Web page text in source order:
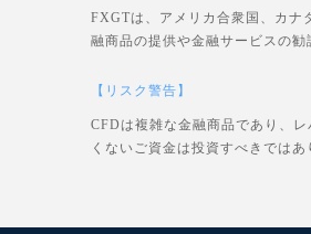
FXGTは、アメリカ合衆国、カナ
融商品の提供や金融サービスの
【リスク警告】
CFDは複雑な金融商品であり、
くないご資金は投資すべきでは